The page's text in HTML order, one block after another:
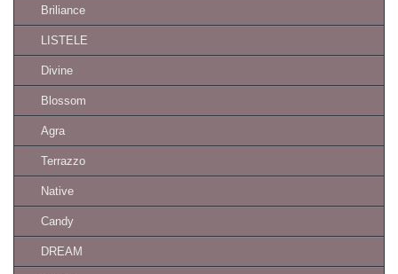
Briliance
LISTELE
Divine
Blossom
Agra
Terrazzo
Native
Candy
DREAM